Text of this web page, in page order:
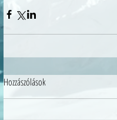
Hozzászólások